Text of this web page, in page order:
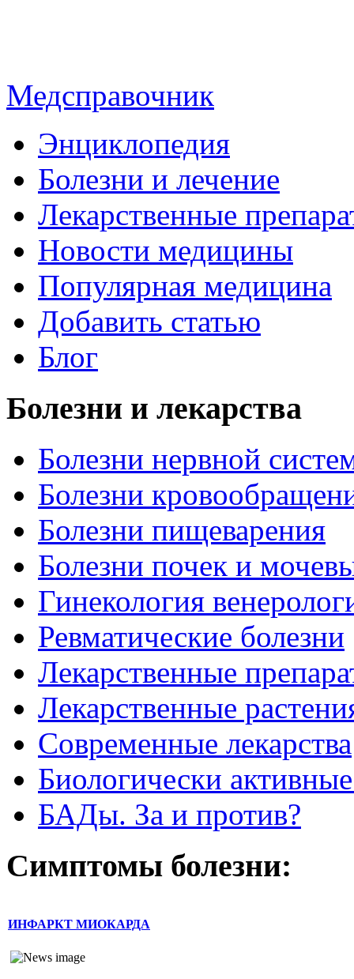
Медсправочник
Энциклопедия
Болезни и лечение
Лекарственные
Новости медицины
Популярная медицина
Добавить статью
Блог
Болезни и лекарства
Болезни нервной
Болезни
Болезни пищеварения
Болезни почек и
Гинекология
Ревматические болезни
Лекарственные
Лекарственные
Современные лекарства
Биологически
БАДы. За и против?
Симптомы болезни:
ИНФАРКТ МИОКАРДА